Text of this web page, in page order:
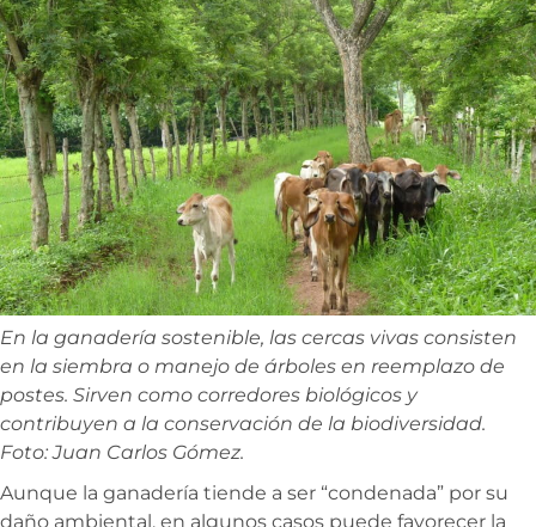
En la ganadería sostenible, las cercas vivas consisten
en la siembra o manejo de árboles en reemplazo de
postes. Sirven como corredores biológicos y
contribuyen a la conservación de la biodiversidad.
Foto: Juan Carlos Gómez.
Aunque la ganadería tiende a ser “condenada” por su
daño ambiental, en algunos casos puede favorecer la